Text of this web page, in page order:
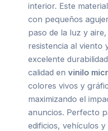
interior. Este
con pequeños
paso de la luz y
resistencia al viento
excelente
calidad en vinilo
colores vivos y
maximizando el
anuncios. Perfecto
edificios, vehículos